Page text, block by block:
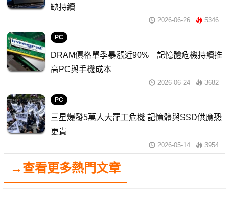
缺持續
2026-06-26 5346
PC
DRAM價格單季暴漲近90% 記憶體危機持續推
高PC與手機成本
2026-06-24 3682
PC
三星爆發5萬人大罷工危機 記憶體與SSD供應恐
更貴
2026-05-14 3954
→查看更多熱門文章